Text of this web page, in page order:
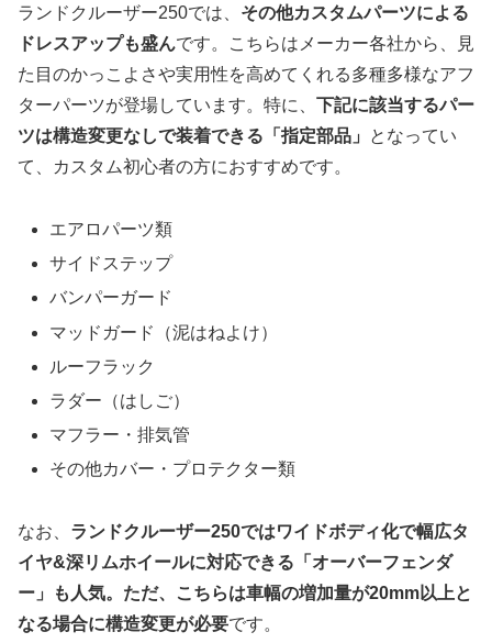
ランドクルーザー250では、 その他カスタムパーツによる
ドレスアップも盛んです。こちらはメーカー各社から、見
た目のかっこよさや実用性を高めてくれる多種多様なアフ
ターパーツが登場しています。特に、 下記に該当するパー
ツは構造変更なしで装着できる「指定部品」
となってい
て、カスタム初心者の方におすすめです。
エアロパーツ類
サイドステップ
バンパーガード
マッドガード（泥はねよけ）
ルーフラック
ラダー（はしご）
マフラー・排気管
その他カバー・プロテクター類
なお、 ランドクルーザー250ではワイドボディ化で幅広タ
イヤ&深リムホイールに対応できる「オーバーフェンダ
ー」も人気。ただ、こちらは車幅の増加量が20mm以上と
なる場合に構造変更が必要です。